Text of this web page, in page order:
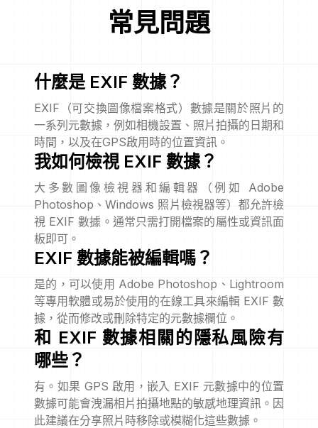
常見問題
什麼是 EXIF 數據？
EXIF（可交換圖像檔案格式）數據是關於照片的
一系列元數據，例如相機設置、照片拍攝的日期和
時間，以及在GPS啟用時的位置資訊。
我如何檢視 EXIF 數據？
大多數圖像檢視器和編輯器（例如 Adobe
Photoshop、Windows 照片檢視器等）都允許檢
視 EXIF 數據。通常只需打開檔案的屬性或資訊面
板即可。
EXIF 數據能被編輯嗎？
是的，可以使用 Adobe Photoshop、Lightroom
等專用軟體或易於使用的在線工具來編輯 EXIF 數
據，從而修改或刪除特定的元數據欄位。
和 EXIF 數據相關的隱私風險有
哪些？
有。如果 GPS 啟用，嵌入 EXIF 元數據中的位置
數據可能會洩漏相片拍攝地點的敏感地理資訊。因
此建議在分享照片時移除或模糊化這些數據。